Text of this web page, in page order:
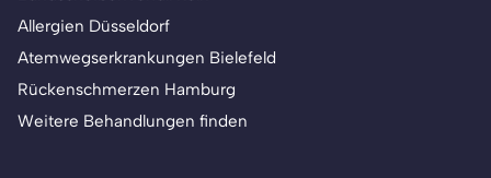
Allergien Düsseldorf
Atemwegserkrankungen Bielefeld
Rückenschmerzen Hamburg
Weitere Behandlungen finden